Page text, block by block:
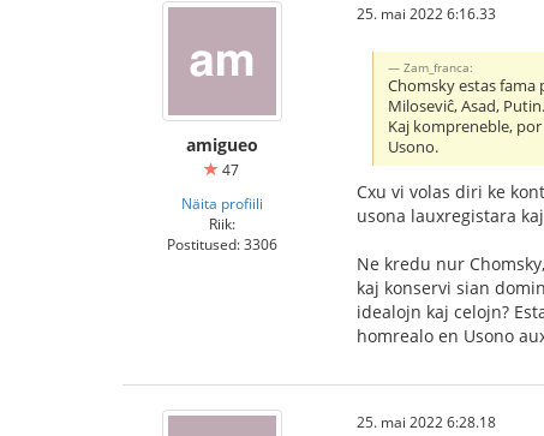
amigueo
47
Näita profiili
Riik:
Postitused: 3306
25. mai 2022 6:16.33
Zam_franca:
Chomsky estas
Miloseviĉ, Asad,
Kaj kompreneble,
Usono.
Cxu vi volas diri ke
usona lauxregistara
Ne kredu nur
kaj konservi sian
idealojn kaj celojn?
homrealo en Usono
25. mai 2022 6:28.18